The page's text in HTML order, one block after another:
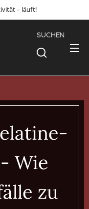
– läuft!
SUCHEN
Wie
zu